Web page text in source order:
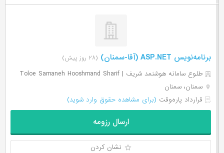
برنامه‌نویس ASP.NET (آقا-سمنان) (۲۸ روز پیش)
طلوع سامانه هوشنمد شریف | Toloe Samaneh Hooshmand Sharif
سمنان، سمنان
قرارداد پاره‌وقت (برای مشاهده حقوق وارد شوید)
ارسال رزومه
نشان کردن